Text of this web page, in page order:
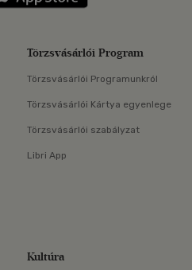
Törzsvásárlói Program
Törzsvásárlói Programunkról
Törzsvásárlói Kártya egyenlege
Törzsvásárlói szabályzat
Libri App
Kultúra